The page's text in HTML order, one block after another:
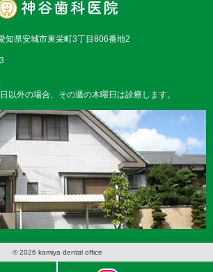
知県安城市東栄町3丁目806番地2
以外の場合、その週の木曜日は診療します。
© 2026 kamiya dental office